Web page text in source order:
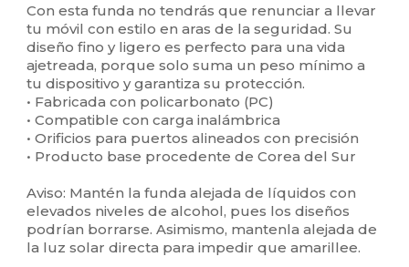
Con esta funda no tendrás que renunciar a llevar
tu móvil con estilo en aras de la seguridad. Su
diseño fino y ligero es perfecto para una vida
ajetreada, porque solo suma un peso mínimo a
tu dispositivo y garantiza su protección.
• Fabricada con policarbonato (PC)
• Compatible con carga inalámbrica
• Orificios para puertos alineados con precisión
• Producto base procedente de Corea del Sur
Aviso: Mantén la funda alejada de líquidos con
elevados niveles de alcohol, pues los diseños
podrían borrarse. Asimismo, mantenla alejada de
la luz solar directa para impedir que amarillee.